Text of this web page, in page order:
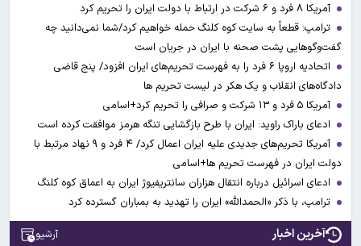
آمریکا ۸ فرد و ۶ شرکت در ارتباط با دولت ایران را تحریم کرد
ترامپ: قطعاً به سایت کوه کلنگ حمله خواهیم کرد/شما نمی‌دانید چه
گفت‌وگوهایی پشت صحنه با ایران در جریان است
اتحادیه اروپا ۶ فرد را به فهرست تحریم‌های ایران افزود/ پنج قاضی
دادگاه‌های انقلاب و یک هکر در لیست تحریم ها
آمریکا ۵ فرد و ۱۳ شرکت و صرافی را تحریم کرد+اسامی
ادعای باراک راوید: ایران با طرح بازگشایی تنگه هرمز موافقت کرده است
آمریکا تحریم‌های جدیدی علیه ایران اعمال کرد/ ۴ فرد و ۹ نهاد مرتبط با
دولت ایران در فهرست تحریم ها+اسامی
ادعای اسرائیل درباره انتقال هزاران سانتریفیوژ ایران به اعماق کوه کلنگ
ترامپ، با ذکر «الحمدالله» ایران را تهدید به بمباران گسترده کرد
آخرین اخبار آرشیو